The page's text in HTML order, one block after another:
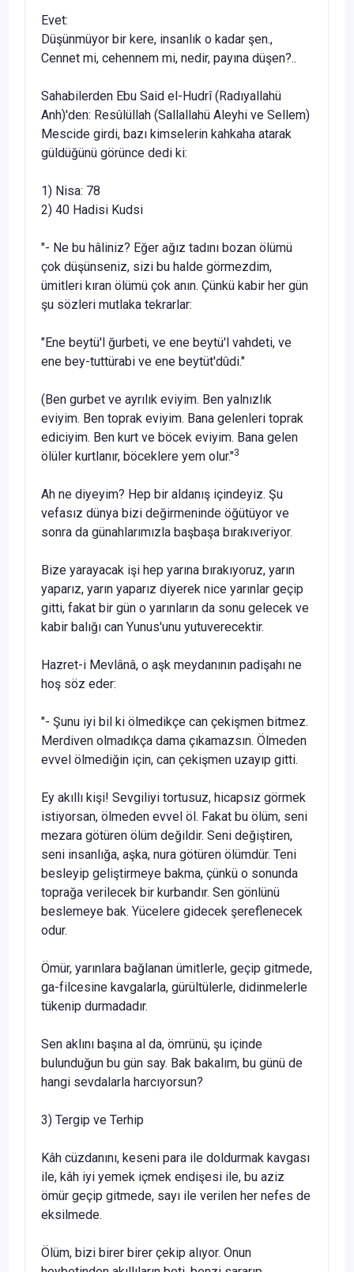
Evet:
Düşünmüyor bir kere, insanlık o kadar şen.,
Cennet mi, cehennem mi, nedir, payına düşen?..
Sahabilerden Ebu Said el-Hudrî (Radıyallahü
Anh)'den: Resûlüllah (Sallallahü Aleyhi ve Sellem)
Mescide girdi, ba­zı kimselerin kahkaha atarak
güldüğünü görünce dedi ki:
1) Nisa: 78
2) 40 Hadisi Kudsi
"- Ne bu hâliniz? Eğer ağız tadını bozan ölümü
çok dü­şünseniz, sizi bu halde görmezdim,
ümitleri kıran ölümü çok anın. Çünkü kabir her gün
şu sözleri mutlaka tekrar­lar:
"Ene beytü'l ğurbeti, ve ene beytü'l vahdeti, ve
ene bey-tuttürabi ve ene beytüt'dûdi."
(Ben gurbet ve ayrılık eviyim. Ben yalnızlık
eviyim. Ben toprak eviyim. Bana gelenleri toprak
ediciyim. Ben kurt ve böcek eviyim. Bana gelen
ölüler kurtlanır, böceklere yem olur."3
Ah ne diyeyim? Hep bir aldanış içindeyiz. Şu
vefasız dünya bizi değirmeninde öğütüyor ve
sonra da günahları­mızla başbaşa bırakıveriyor.
Bize yarayacak işi hep yarına bırakıyoruz, yarın
yapa­rız, yarın yaparız diyerek nice yarınlar geçip
gitti, fakat bir gün o yarınların da sonu gelecek ve
kabir balığı can Yunus'unu yutuverecektir.
Hazret-i Mevlânâ, o aşk meydanının padişahı ne
hoş söz eder:
"- Şunu iyi bil ki ölmedikçe can çekişmen bitmez.
Mer­diven olmadıkça dama çıkamazsın. Ölmeden
evvel ölmedi­ğin için, can çekişmen uzayıp gitti.
Ey akıllı kişi! Sevgiliyi tortusuz, hicapsız görmek
isti­yorsan, ölmeden evvel öl. Fakat bu ölüm, seni
mezara götü­ren ölüm değildir. Seni değiştiren,
seni insanlığa, aşka, nu­ra götüren ölümdür. Teni
besleyip geliştirmeye bakma, çünkü o sonunda
toprağa verilecek bir kurbandır. Sen gön­lünü
beslemeye bak. Yücelere gidecek şereflenecek
odur.
Ömür, yarınlara bağlanan ümitlerle, geçip gitmede,
ga-filcesine kavgalarla, gürültülerle, didinmelerle
tükenip durmadadır.
Sen aklını başına al da, ömrünü, şu içinde
bulunduğun bu gün say. Bak bakalım, bu günü de
hangi sevdalarla har­cıyorsun?
3) Tergip ve Terhip
Kâh cüzdanını, keseni para ile doldurmak kavgası
ile, kâh iyi yemek içmek endişesi ile, bu aziz
ömür geçip gitme­de, sayı ile verilen her nefes de
eksilmede.
Ölüm, bizi birer birer çekip alıyor. Onun